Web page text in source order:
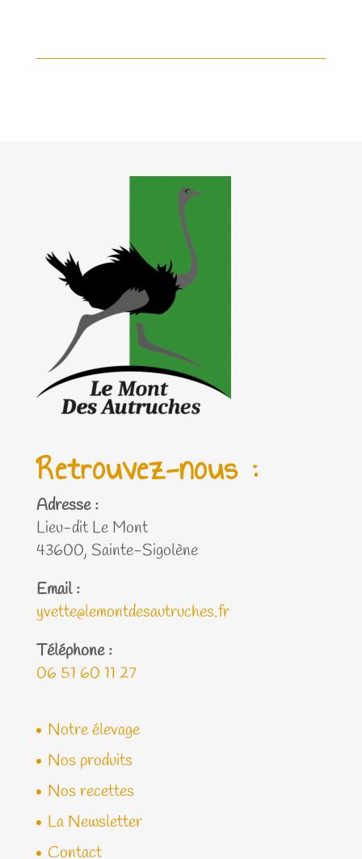
Retrouvez-nous :
Adresse :
Lieu-dit Le Mont
43600, Sainte-Sigolène
Email :
yvette@lemontdesautruches.fr
Téléphone :
06 51 60 11 27
Notre élevage
Nos produits
Nos recettes
La Newsletter
Contact